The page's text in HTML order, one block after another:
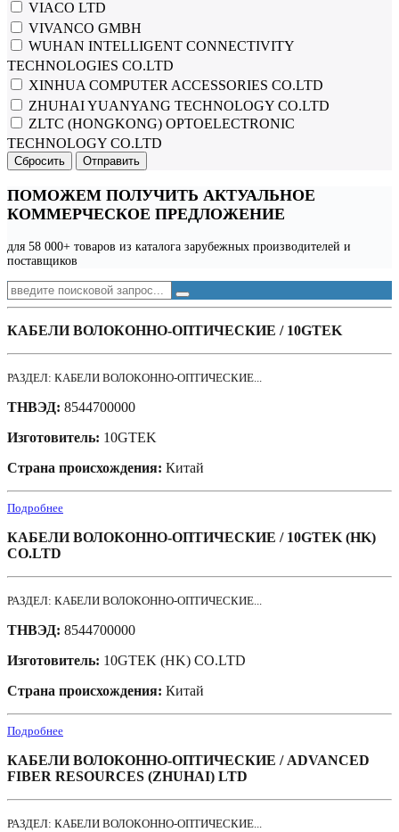
VIACO LTD
VIVANCO GMBH
WUHAN INTELLIGENT CONNECTIVITY
TECHNOLOGIES CO.LTD
XINHUA COMPUTER ACCESSORIES CO.LTD
ZHUHAI YUANYANG TECHNOLOGY CO.LTD
ZLTC (HONGKONG) OPTOELECTRONIC
TECHNOLOGY CO.LTD
Сбросить Отправить
ПОМОЖЕМ ПОЛУЧИТЬ АКТУАЛЬНОЕ
КОММЕРЧЕСКОЕ ПРЕДЛОЖЕНИЕ
для 58 000+ товаров из каталога зарубежных производителей и
поставщиков
КАБЕЛИ ВОЛОКОННО-ОПТИЧЕСКИЕ / 10GTEK
РАЗДЕЛ: КАБЕЛИ ВОЛОКОННО-ОПТИЧЕСКИЕ...
ТНВЭД: 8544700000
Изготовитель: 10GTEK
Страна происхождения: Китай
Подробнее
КАБЕЛИ ВОЛОКОННО-ОПТИЧЕСКИЕ / 10GTEK (HK)
CO.LTD
РАЗДЕЛ: КАБЕЛИ ВОЛОКОННО-ОПТИЧЕСКИЕ...
ТНВЭД: 8544700000
Изготовитель: 10GTEK (HK) CO.LTD
Страна происхождения: Китай
Подробнее
КАБЕЛИ ВОЛОКОННО-ОПТИЧЕСКИЕ / ADVANCED
FIBER RESOURCES (ZHUHAI) LTD
РАЗДЕЛ: КАБЕЛИ ВОЛОКОННО-ОПТИЧЕСКИЕ...